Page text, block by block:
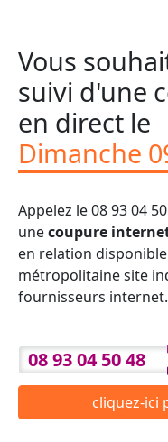
Vous
suivi d'une
en direct le
Dimanche
Appelez le 08 93 04
unecoupure
en relation
métropolitaine site
fournisseurs internet.
08 93 04 50 48
cliquez-ici